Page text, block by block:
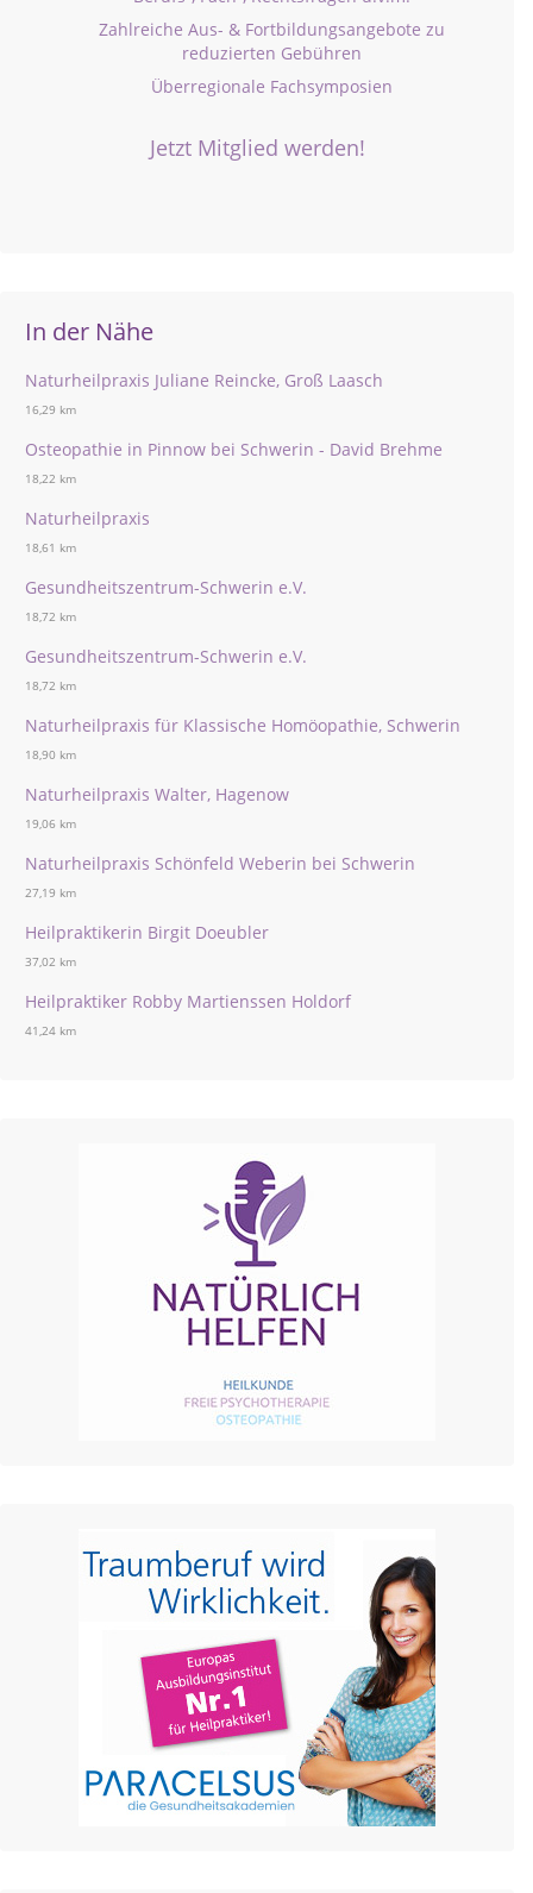
Zahlreiche Aus- & Fortbildungsangebote zu
reduzierten Gebühren
Überregionale Fachsymposien
Jetzt Mitglied werden!
In der Nähe
Naturheilpraxis Juliane Reincke, Groß Laasch
16,29 km
Osteopathie in Pinnow bei Schwerin - David Brehme
18,22 km
Naturheilpraxis
18,61 km
Gesundheitszentrum-Schwerin e.V.
18,72 km
Gesundheitszentrum-Schwerin e.V.
18,72 km
Naturheilpraxis für Klassische Homöopathie, Schwerin
18,90 km
Naturheilpraxis Walter, Hagenow
19,06 km
Naturheilpraxis Schönfeld Weberin bei Schwerin
27,19 km
Heilpraktikerin Birgit Doeubler
37,02 km
Heilpraktiker Robby Martienssen Holdorf
41,24 km